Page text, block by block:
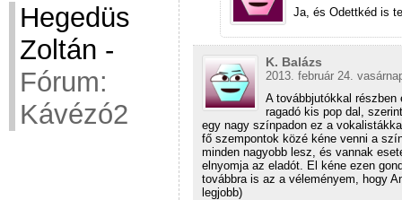
Hegedüs
Zoltán -
Fórum:
Kávézó2
Ja, és Odettkéd is
K. Balázs
2013. február 24.
A továbbjutókkal részben
ragadó kis pop dal,
egy nagy színpadon ez a
fő szempontok közé kéne venni a
minden nagyobb lesz, és vannak
elnyomja az eladót. El kéne ezen
továbbra is az a véleményem, hogy
legjobb)